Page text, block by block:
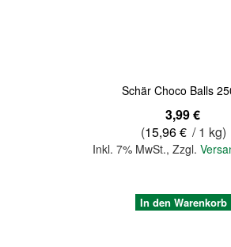
Schär Choco Balls
3,99 €
(15,96 € / 1 kg)
Inkl. 7% MwSt.,Zzgl.
In den Warenkorb